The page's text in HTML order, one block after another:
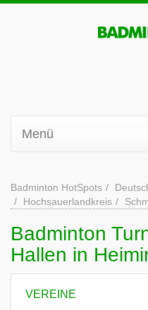
Menü
Badminton HotSpots
Hochsauerlandkreis
Badminton
Hallen in
VEREINE